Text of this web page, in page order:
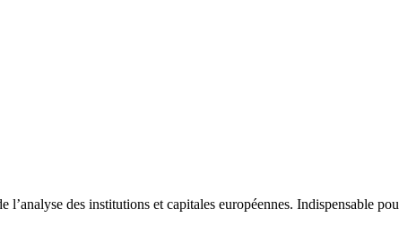
des institutions et capitales européennes. Indispensable